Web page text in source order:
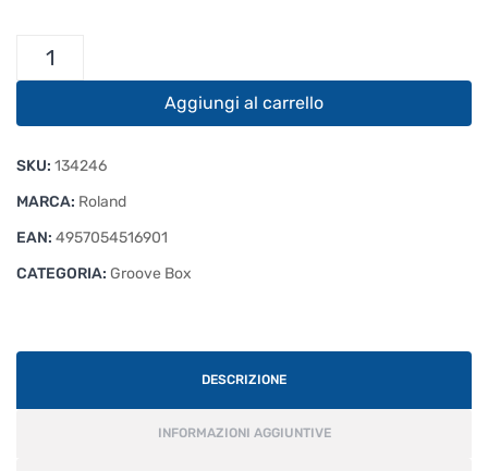
Roland
quantità
Aggiungi al carrello
SKU: 134246
MARCA: Roland
EAN: 4957054516901
CATEGORIA: Groove Box
DESCRIZIONE
INFORMAZIONI AGGIUNTIVE